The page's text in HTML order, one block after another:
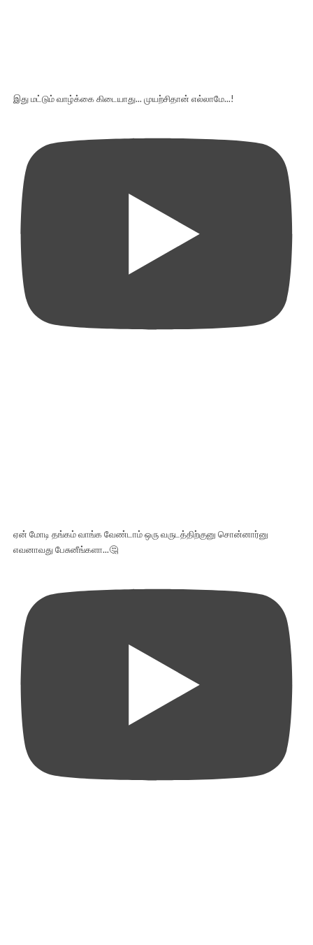
இது மட்டும் வாழ்க்கை கிடையாது... முயற்சிதான் எல்லாமே...!
ஏன் மோடி தங்கம் வாங்க வேண்டாம் ஒரு வருடத்திற்குனு சொன்னார்னு
எவனாவது பேசுனீங்களா...🤔